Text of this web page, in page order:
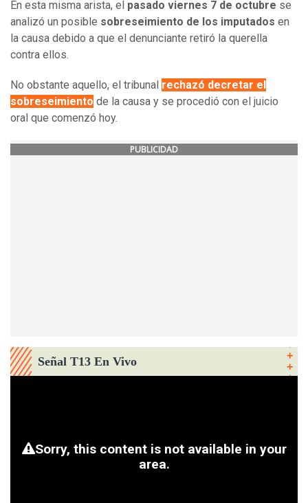
En esta misma arista, el pasado viernes 7 de octubre se
analizó un posible sobreseimiento de los imputados en
la causa debido a que el denunciante retiró la querella
contra ellos.
No obstante aquello, el tribunal rechazó decretar el
sobreseimiento de la causa y se procedió con el juicio
oral que comenzó hoy.
PUBLICIDAD
Señal T13 En Vivo